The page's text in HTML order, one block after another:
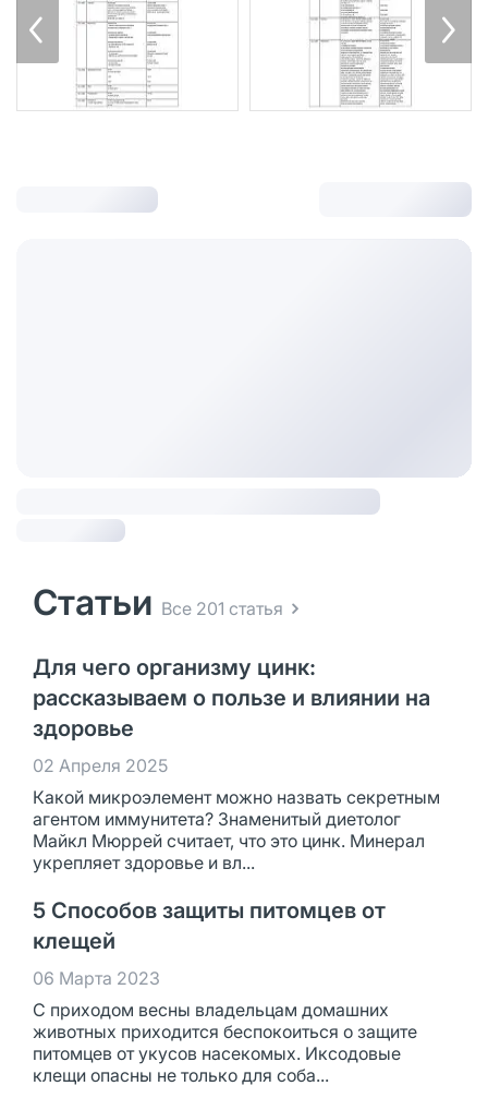
Статьи Все 201 статья
Для чего организму цинк:
рассказываем о пользе и влиянии на
здоровье
02 Апреля 2025
Какой микроэлемент можно назвать секретным
агентом иммунитета? Знаменитый диетолог
Майкл Мюррей считает, что это цинк. Минерал
укрепляет здоровье и вл...
5 Способов защиты питомцев от
клещей
06 Марта 2023
С приходом весны владельцам домашних
животных приходится беспокоиться о защите
питомцев от укусов насекомых. Иксодовые
клещи опасны не только для соба...